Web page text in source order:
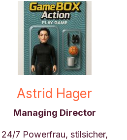
Astrid Hager
Managing Director
24/7 Powerfrau, stilsicher,